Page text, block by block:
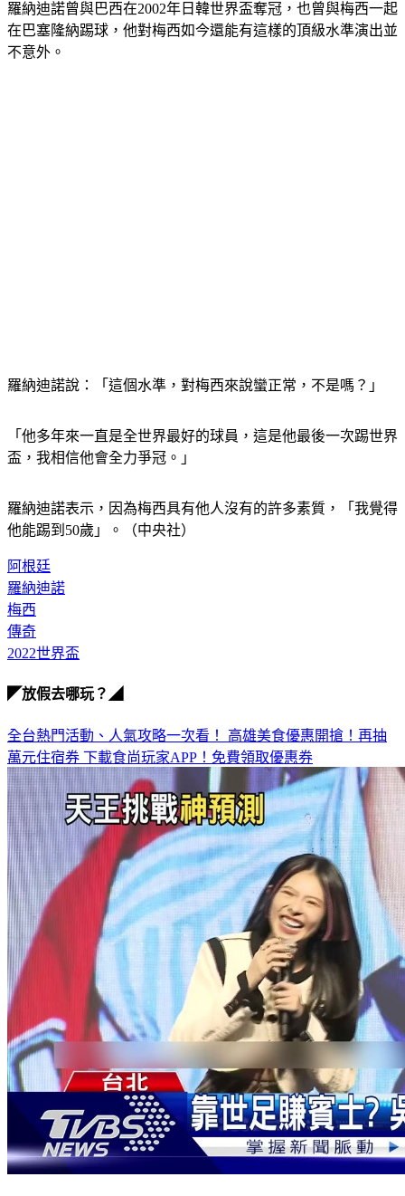
羅納迪諾曾與巴西在2002年日韓世界盃奪冠，也曾與梅西一起
在巴塞隆納踢球，他對梅西如今還能有這樣的頂級水準演出並
不意外。
羅納迪諾說：「這個水準，對梅西來說蠻正常，不是嗎？」
「他多年來一直是全世界最好的球員，這是他最後一次踢世界
盃，我相信他會全力爭冠。」
羅納迪諾表示，因為梅西具有他人沒有的許多素質，「我覺得
他能踢到50歲」。（中央社）
阿根廷
羅納迪諾
梅西
傳奇
2022世界盃
◤放假去哪玩？◢
全台熱門活動、人氣攻略一次看！ 高雄美食優惠開搶！再抽
萬元住宿券 下載食尚玩家APP！免費領取優惠券